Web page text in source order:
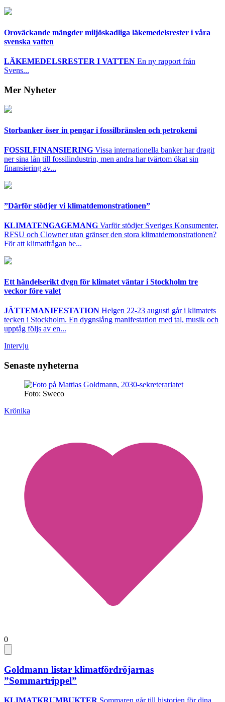
Oroväckande mängder miljöskadliga läkemedelsrester i våra
svenska vatten
LÄKEMEDELSRESTER I VATTEN En ny rapport från
Svens...
Mer Nyheter
Storbanker öser in pengar i fossilbränslen och petrokemi
FOSSILFINANSIERING Vissa internationella banker har dragit
ner sina lån till fossilindustrin, men andra har tvärtom ökat sin
finansiering av...
”Därför stödjer vi klimatdemonstrationen”
KLIMATENGAGEMANG Varför stödjer Sveriges Konsumenter,
RFSU och Clowner utan gränser den stora klimatdemonstrationen?
För att klimatfrågan be...
Ett händelserikt dygn för klimatet väntar i Stockholm tre
veckor före valet
JÄTTEMANIFESTATION Helgen 22-23 augusti går i klimatets
tecken i Stockholm. En dygnslång manifestation med tal, musik och
upptåg följs av en...
Intervju
Senaste nyheterna
Foto: Sweco
Krönika
0
Goldmann listar klimatfördröjarnas
”Sommartrippel”
KLIMATKRUMBUKTER Sommaren går till historien för dina